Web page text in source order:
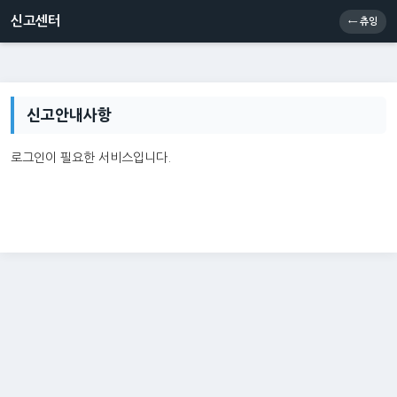
신고센터 메인
신고센터 ← 츄잉
신고안내사항
로그인이 필요한 서비스입니다.